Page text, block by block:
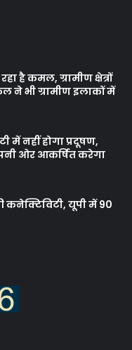
है कमल, ग्रामीण क्षेत्रों
ने भी ग्रामीण इलाकों में
में नहीं होगा प्रदूषण,
ओर आकर्षित करेगा
कनेक्टिविटी, यूपी में 90